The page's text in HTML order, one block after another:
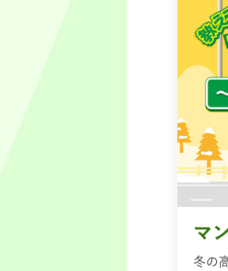
マ
冬の